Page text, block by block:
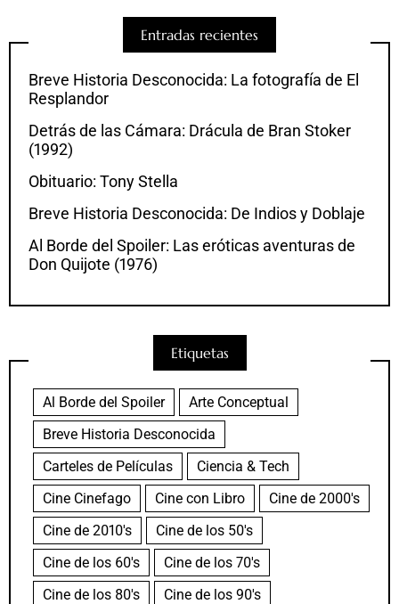
Entradas recientes
Breve Historia Desconocida: La fotografía de El
Resplandor
Detrás de las Cámara: Drácula de Bran Stoker
(1992)
Obituario: Tony Stella
Breve Historia Desconocida: De Indios y Doblaje
Al Borde del Spoiler: Las eróticas aventuras de
Don Quijote (1976)
Etiquetas
Al Borde del Spoiler
Arte Conceptual
Breve Historia Desconocida
Carteles de Películas
Ciencia & Tech
Cine Cinefago
Cine con Libro
Cine de 2000's
Cine de 2010's
Cine de los 50's
Cine de los 60's
Cine de los 70's
Cine de los 80's
Cine de los 90's